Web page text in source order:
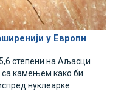
у Европи
степени на Aљасци
са камењем како би
нуклеарке